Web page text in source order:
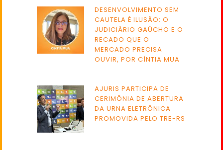
DESENVOLVIMENTO SEM
CAUTELA É ILUSÃO: O
JUDICIÁRIO GAÚCHO E O
RECADO QUE O
MERCADO PRECISA
OUVIR, POR CÍNTIA MUA
AJURIS PARTICIPA DE
CERIMÔNIA DE ABERTURA
DA URNA ELETRÔNICA
PROMOVIDA PELO TRE-RS